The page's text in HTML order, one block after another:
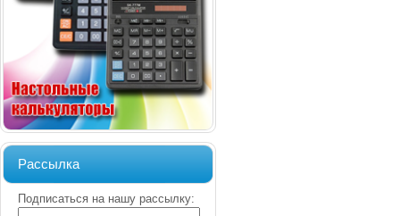
Рассылка
Подписаться на нашу рассылку: